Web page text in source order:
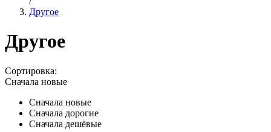
Другое
Другое
Сортировка:
Сначала новые
Сначала новые
Сначала дорогие
Сначала дешёвые